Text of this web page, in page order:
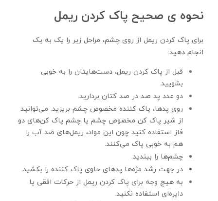
نحوه ی صحیح پاک کردن ریمل
برای پاک کردن ریمل از روی چشم، مراحل زیر را یک به یک
انجام دهید:
قبل از پاک کردن ریمل، دست‌هایتان را به خوبی
بشویید.
دو عدد پد صد در صد کتان بردارید.
روی پدها، پاک کننده مخصوص چشم بریزید. می‌توانید
از شیر پاک کن مخصوص چشم یا چشم پاک کن‌های دو
فاز استفاده کنید چون این مواد، ریمل‌های ضد آب را
هم به خوبی پاک می‌کنند.
چشم‌ها را ببندید.
در جهت رشد مژه‌ها پدهای حاوی پاک کننده را بکشید.
به هیچ وجه برای پاک کردن ریمل از حرکات افقی یا
دایره‌ای استفاده نکنید.